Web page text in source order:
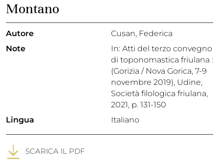
Montano
Autore
Cusan, Federica
Note
In: Atti del terzo convegno
di toponomastica friulana :
(Gorizia / Nova Gorica, 7-9
novembre 2019), Udine,
Società filologica friulana,
2021, p. 131-150
Lingua
Italiano
SCARICA IL PDF